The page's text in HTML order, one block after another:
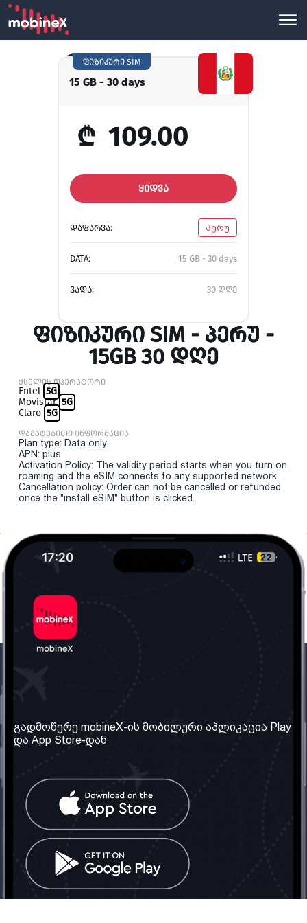
15 GB - 30 days
ფიზიკური SIM
₾ 109.00
ᲧᲘᲓᲕᲐ
ᲓᲐᲤᲐᲠᲕᲐ: პერუ
DATA: 15 GB - 30 days
ᲕᲐᲓᲐ: 30 დღე
ᲤᲘᲖᲘᲙᲣᲠᲘ SIM - ᲞᲔᲠᲣ -
15GB 30 ᲓᲦᲔ
ქსელის ოპერატორი
Entel 5G
Movistar 5G
Claro 5G
დამატებითი ინფორმაცია
Plan type: Data only
APN: plus
Activation Policy: The validity period starts when you turn on
roaming and the eSIM connects to any supported network.
Cancellation policy: Order can not be cancelled or refunded
once the "install eSIM" button is clicked.
ჩვენ შესახებ
ჩვენი სერვისები
წესები და პირობები
კითხვები
კონტაქტი
საქართველო: თბილისი
ტელ: 032 2 04 00 50
ელ. ფოსტა:
info@mobinex.ge
სოციალური ქსელი
გადმოწერე mobineX-ის მობილური აპლიკაცია Play
და App Store-დან